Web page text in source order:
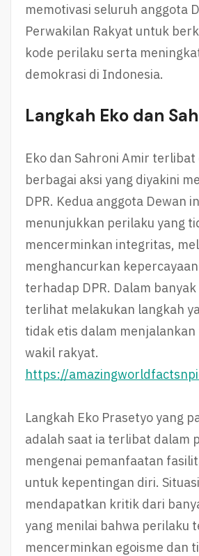
memotivasi seluruh anggota
Perwakilan Rakyat untuk
kode perilaku serta
demokrasi di Indonesia.
Langkah Eko dan
Eko dan Sahroni Amir terlibat
berbagai aksi yang diyakini
DPR. Kedua anggota Dewan
menunjukkan perilaku yang
mencerminkan integritas,
menghancurkan
terhadap DPR. Dalam
terlihat melakukan langkah
tidak etis dalam menjalankan
wakil rakyat.
https://
Langkah Eko Prasetyo yang
adalah saat ia terlibat dalam
mengenai pemanfaatan
untuk kepentingan diri.
mendapatkan kritik dari
yang menilai bahwa perilaku
mencerminkan egoisme dan